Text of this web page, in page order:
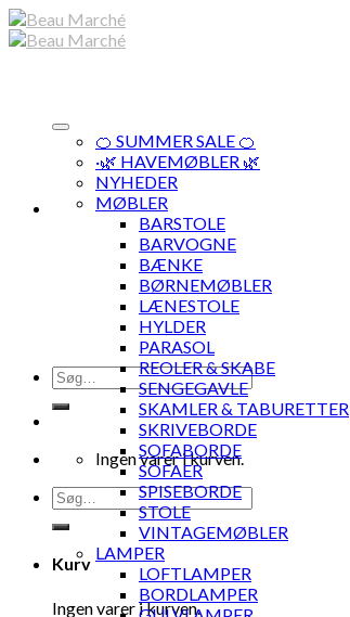
Skip
to
Søg
efter:
Ingen varer i kurven.
Søg
efter:
Kurv
Ingen varer i kurven.
🍊 SUMMER SALE 🍊
·🌿 HAVEMØBLER 🌿
NYHEDER
MØBLER
BARSTOLE
BARVOGNE
BÆNKE
BØRNEMØBLER
LÆNESTOLE
HYLDER
PARASOL
REOLER & SKABE
SENGEGAVLE
SKAMLER & TABURETTER
SKRIVEBORDE
SOFABORDE
SOFAER
SPISEBORDE
STOLE
VINTAGEMØBLER
LAMPER
LOFTLAMPER
BORDLAMPER